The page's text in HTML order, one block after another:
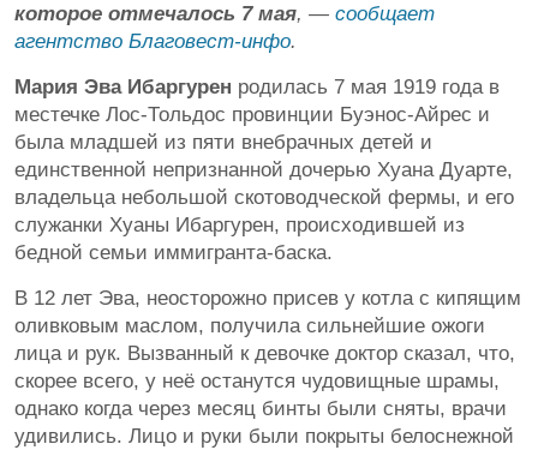
которое отмечалось 7 мая, — сообщает
агентство Благовест-инфо.
Мария Эва Ибаргурен родилась 7 мая 1919 года в
местечке Лос-Тольдос провинции Буэнос-Айрес и
была младшей из пяти внебрачных детей и
единственной непризнанной дочерью Хуана Дуарте,
владельца небольшой скотоводческой фермы, и его
служанки Хуаны Ибаргурен, происходившей из
бедной семьи иммигранта-баска.
В 12 лет Эва, неосторожно присев у котла с кипящим
оливковым маслом, получила сильнейшие ожоги
лица и рук. Вызванный к девочке доктор сказал, что,
скорее всего, у неё останутся чудовищные шрамы,
однако когда через месяц бинты были сняты, врачи
удивились. Лицо и руки были покрыты белоснежной